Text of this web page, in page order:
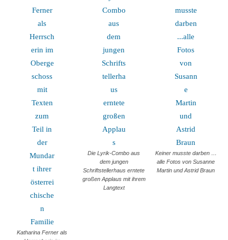
Katharina Ferner als
Die Lyrik-Combo aus
dem jungen
Schriftstellerhaus erntete
großen Applaus mit ihrem
Langtext
Keiner musste darben …
alle Fotos von Susanne
Martin und Astrid Braun